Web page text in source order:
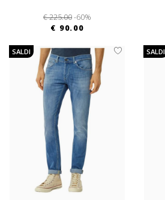
€ 225.00-60%
€ 90.00
SALDI SALDI